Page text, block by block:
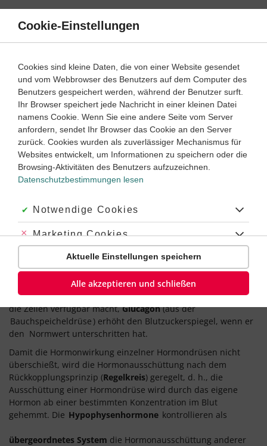
Direkt
Inhalt
Biologie 5. Klasse ‐ Abitur
Hormone
Hormone: chemische Substanzen im tierischen und
menschlichen Organismus, die in kleinsten Mengen wirksam
sind. Sie werden von besonderenDrüsen(Hormondrüsen
gebildet, von diesen als Inkrete durch innere Sekretion ins
verbreitet, sodass sie an ihrem spezifischen Wirkungsort bei
der Regulation desStoffwechselsmitwirken können. Die
Hormone beeinflussen damit dasWachstum, die Entwicklung
und den emotionalen Bereich eines Individuums. Alle
Hormone werden sehr schnell im Körper abgebaut und
haben fast immer ein ihnen entgegenwirkendes Hormon
antagonistisches Hormon). So erniedrigt z. B.
Blutzuckerspiegel (Blutzucker), indem es den Blutzucker für
die Zellen verfügbar macht,Glucagon(aus der
Bauchspeicheldrüse ) erhöht den Blutzuckerspiegel, wenn er
den Normwert unterschritten hat.
Damit die Hormonwirkung einzelner Hormondrüsen nicht
überschießt, wird die Hormonausschüttung nach dem
Rückkopplungsprinzip (Regelkreis) geregelt, d. h., die
Ausschüttung einer Hormondrüse wird durch das eigene
Hormon ab einer bestimmten Konzentration im Blut
gehemmt. Die Hypophysenhormone kontrollieren als
übergeordnetes System die Hormonausschüttung anderer
Cookie-Einstellungen
Cookies sind kleine Daten, die von einer Website gesendet
und vom Webbrowser des Benutzers auf dem Computer des
Benutzers gespeichert werden, während der Benutzer surft.
Ihr Browser speichert jede Nachricht in einer kleinen Datei
namens Cookie. Wenn Sie eine andere Seite vom Server
anfordern, sendet Ihr Browser das Cookie an den Server
zurück. Cookies wurden als zuverlässiger Mechanismus für
Websites entwickelt, um Informationen zu speichern oder die
Browsing-Aktivitäten des Benutzers aufzuzeichnen.
Datenschutzbestimmungen lesen
Akzeptiert:
Notwendige Cookies
Abgelehnt:
Marketing Cookies
Abgelehnt:
Personalisierungs-Cookies
Aktuelle Einstellungen speichern
Alle akzeptieren und schließen